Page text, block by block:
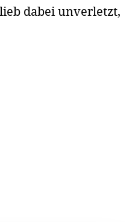
dabei unverletzt,